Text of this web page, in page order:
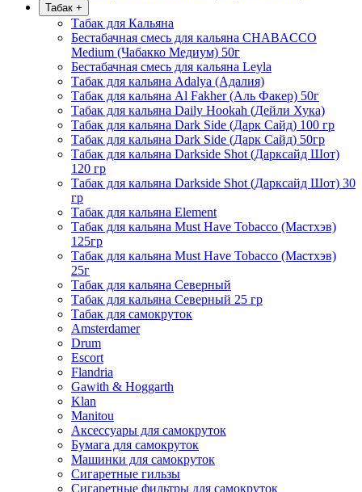
Табак +
Табак для Кальяна
Бестабачная смесь для кальяна CHABACCO
Medium (Чабакко Медиум) 50г
Бестабачная смесь для кальяна Leyla
Табак для кальяна Adalya (Адалия)
Табак для кальяна Al Fakher (Аль Факер) 50г
Табак для кальяна Daily Hookah (Дейли Хука)
Табак для кальяна Dark Side (Дарк Сайд) 100 гр
Табак для кальяна Dark Side (Дарк Сайд) 50гр
Табак для кальяна Darkside Shot (Дарксайд Шот)
120 гр
Табак для кальяна Darkside Shot (Дарксайд Шот) 30
гр
Табак для кальяна Element
Табак для кальяна Must Have Tobacco (Мастхэв)
125гр
Табак для кальяна Must Have Tobacco (Мастхэв)
25г
Табак для кальяна Северный
Табак для кальяна Северный 25 гр
Табак для самокруток
Amsterdamer
Drum
Escort
Flandria
Gawith & Hoggarth
Klan
Manitou
Аксессуары для самокруток
Бумага для самокруток
Машинки для самокруток
Сигаретные гильзы
Сигаретные фильтры для самокруток